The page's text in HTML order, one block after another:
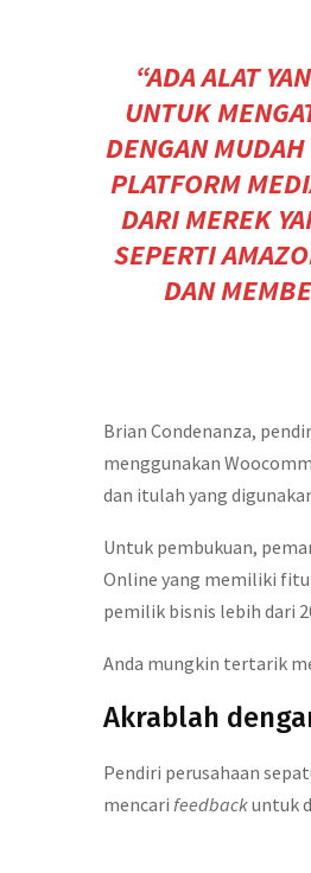
“ADA ALAT
UNTUK
DENGAN
PLATFORM
DARI MEREK
SEPERTI
DAN
Brian Condenanza,
menggunakan
dan itulah yang
Untuk pembukuan,
Online yang memiliki
pemilik bisnis lebih dari
Anda mungkin tertarik
Akrablah
Pendiri perusahaan
mencari feedbackuntuk